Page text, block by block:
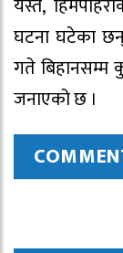
यस्तै,
घटना घटेका
गते बिहानसम्म
जनाएको छ ।